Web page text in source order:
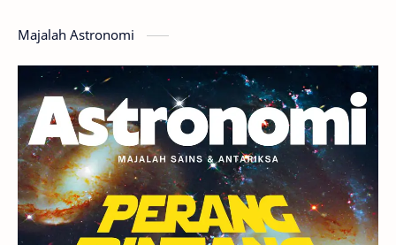
Planet Kerdil Bumi Pengetahuan
Berita Hujan Meteor Satelit Alami
Rasi Bintang Teleskop Saturnus
GBT 2018 UFO Advertorial
Majalah Astronomi